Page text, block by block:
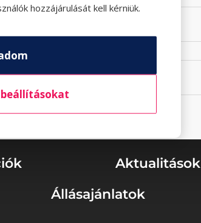
Aktualitások
Állásajánlatok
hozzájárulását kell kérniük.